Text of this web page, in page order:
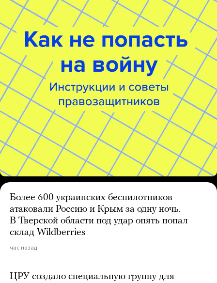
Более 600 украинских беспилотников
атаковали Россию и Крым за одну ночь.
В Тверской области под удар опять попал
склад Wildberries
час назад
ЦРУ создало специальную группу для